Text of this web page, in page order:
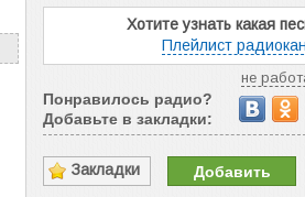
Хотите узнать какая
Плейлист
не
Понравилось радио?
Добавьте в закладки:
Закладки Добавить